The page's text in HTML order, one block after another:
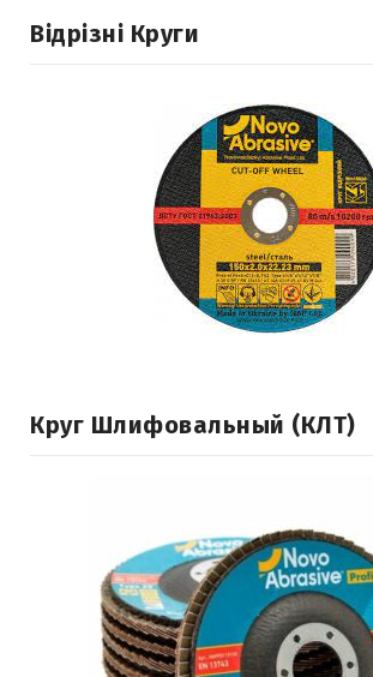
Відрізні Круги
Круг Шлифовальный (КЛТ)